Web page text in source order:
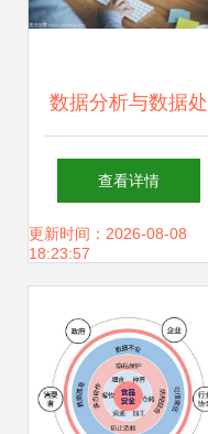
数据分析与数据处
理 从数据到洞察的
旅程
查看详情
更新时间：2026-08-08
18:23:57